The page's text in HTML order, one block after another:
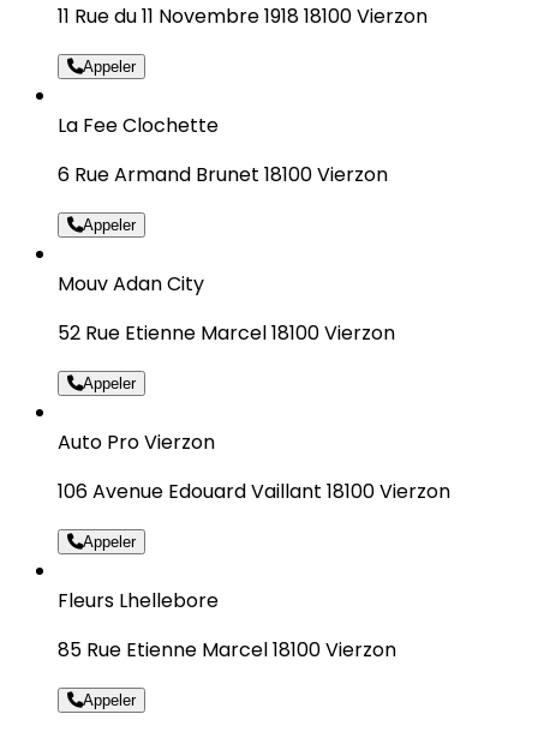
11 Rue du 11 Novembre 1918 18100 Vierzon
Appeler
La Fee Clochette
6 Rue Armand Brunet 18100 Vierzon
Appeler
Mouv Adan City
52 Rue Etienne Marcel 18100 Vierzon
Appeler
Auto Pro Vierzon
106 Avenue Edouard Vaillant 18100 Vierzon
Appeler
Fleurs Lhellebore
85 Rue Etienne Marcel 18100 Vierzon
Appeler